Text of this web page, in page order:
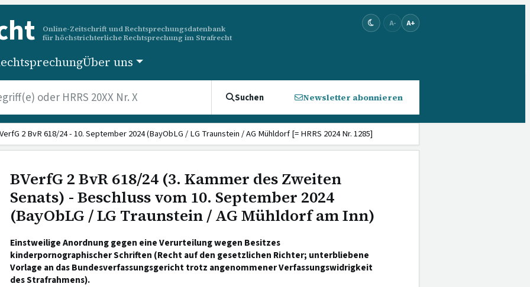
Online-Zeitschrift und Rechtsprechungsdatenbank
für höchstrichterliche Rechtsprechung im Strafrecht
A- A+
Über uns
Suchen Newsletter abonnieren
2 BvR 618/24 - 10. September 2024 (BayObLG / LG Traunstein / AG Mühldorf [= HRRS 2024 Nr. 1285]
BVerfG 2 BvR 618/24 (3. Kammer des Zweiten
Senats) - Beschluss vom 10. September 2024
(BayObLG / LG Traunstein / AG Mühldorf am Inn)
Einstweilige Anordnung gegen eine Verurteilung wegen Besitzes
kinderpornographischer Schriften (Recht auf den gesetzlichen Richter; unterbliebene
Vorlage an das Bundesverfassungsgericht trotz angenommener Verfassungswidrigkeit
des Strafrahmens).